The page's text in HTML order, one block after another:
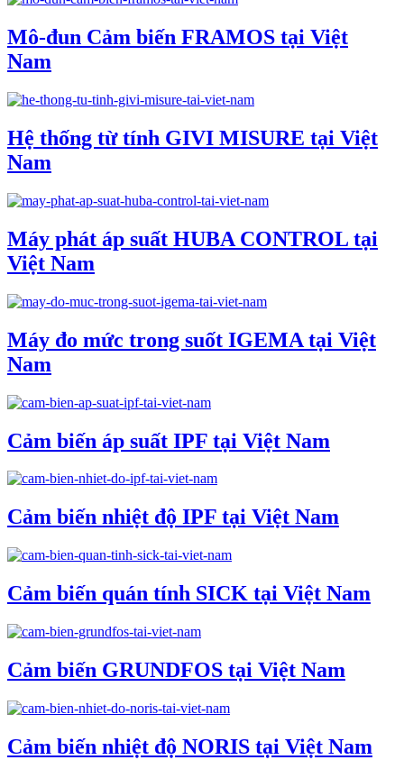
Mô-đun Cảm biến FRAMOS tại Việt
Nam
Hệ thống từ tính GIVI MISURE tại Việt
Nam
Máy phát áp suất HUBA CONTROL tại
Việt Nam
Máy đo mức trong suốt IGEMA tại Việt
Nam
Cảm biến áp suất IPF tại Việt Nam
Cảm biến nhiệt độ IPF tại Việt Nam
Cảm biến quán tính SICK tại Việt Nam
Cảm biến GRUNDFOS tại Việt Nam
Cảm biến nhiệt độ NORIS tại Việt Nam